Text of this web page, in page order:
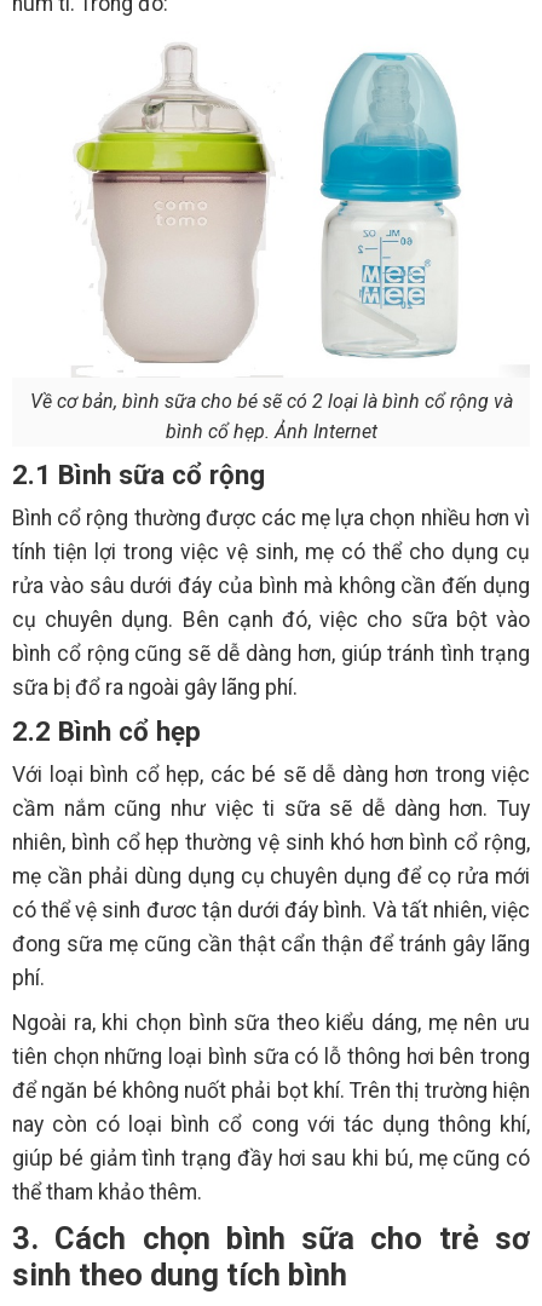
Về cơ bản, bình sữa cho bé sẽ có 2 loại là bình cổ rộng và
bình cổ hẹp. Ảnh Internet
2.1 Bình sữa cổ rộng
Bình cổ rộng thường được các mẹ lựa chọn nhiều hơn vì
tính tiện lợi trong việc vệ sinh, mẹ có thể cho dụng cụ
rửa vào sâu dưới đáy của bình mà không cần đến dụng
cụ chuyên dụng. Bên cạnh đó, việc cho sữa bột vào
bình cổ rộng cũng sẽ dễ dàng hơn, giúp tránh tình trạng
sữa bị đổ ra ngoài gây lãng phí.
2.2 Bình cổ hẹp
Với loại bình cổ hẹp, các bé sẽ dễ dàng hơn trong việc
cầm nắm cũng như việc ti sữa sẽ dễ dàng hơn. Tuy
nhiên, bình cổ hẹp thường vệ sinh khó hơn bình cổ rộng,
mẹ cần phải dùng dụng cụ chuyên dụng để cọ rửa mới
có thể vệ sinh đươc tận dưới đáy bình. Và tất nhiên, việc
đong sữa mẹ cũng cần thật cẩn thận để tránh gây lãng
phí.
Ngoài ra, khi chọn bình sữa theo kiểu dáng, mẹ nên ưu
tiên chọn những loại bình sữa có lỗ thông hơi bên trong
để ngăn bé không nuốt phải bọt khí. Trên thị trường hiện
nay còn có loại bình cổ cong với tác dụng thông khí,
giúp bé giảm tình trạng đầy hơi sau khi bú, mẹ cũng có
thể tham khảo thêm.
3. Cách chọn bình sữa cho trẻ sơ
sinh theo dung tích bình